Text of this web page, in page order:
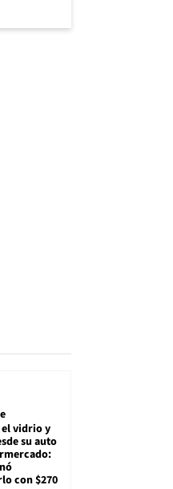
vidrio y
su auto
con $270